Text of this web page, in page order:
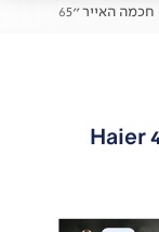
חכמה האייר ''65
Haier